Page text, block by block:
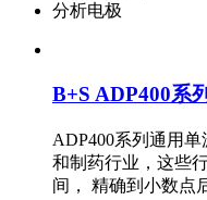
分析电极
B+S ADP400系
ADP400系列通用
和制药行业，这些
间， 精确到小数点